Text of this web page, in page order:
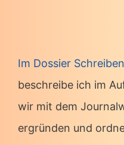
Im Dossier Schreiben
beschreibe ich im
wir mit dem
ergründen und